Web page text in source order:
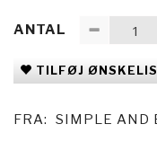
ANTAL
TILFØJ
FRA: SIMPLE AND